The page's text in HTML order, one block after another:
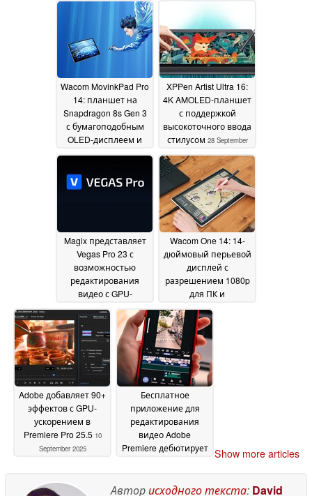
Photoshop, Premiere,
Illustrator, Lightroom и
Firefly на выставке
Adobe Max 202529
21 October 2025
Wacom MovinkPad Pro
14: планшет на
Snapdragon 8s Gen 3
с бумагоподобным
OLED-дисплеем и
художников02 October
XPPen Artist Ultra 16:
4K AMOLED-планшет
с поддержкой
высокоточного ввода
стилусом 28 September
2025
Magix представляет
Vegas Pro 23 с
возможностью
редактирования
видео с GPU-
20
September 2025
Wacom One 14: 14-
дюймовый перьевой
дисплей с
разрешением 1080p
для ПК и
September 2025
Adobe добавляет 90+
эффектов с GPU-
ускорением в
Premiere Pro 25.5 10
September 2025
Бесплатное
приложение для
редактирования
видео Adobe
Premiere дебютирует Show more articles
Авторисходного текста: David